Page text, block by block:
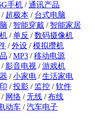
手机 /通讯产品
/ 超极本 / 台式电脑
/ 智能穿戴 / 智能家居
/单反 /数码摄像机
/外设 /模拟攒机
/MP3 /移动电源
/影音电视 /游戏机
/小家电 /生活家电
/投影 / 监控 /软件
/ 网络 /无线 /布线
动车 /汽车电子